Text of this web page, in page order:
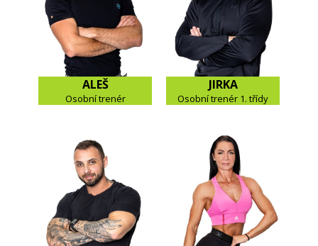
ALEŠ
Osobní trenér
JIRKA
Osobní trenér 1. třídy